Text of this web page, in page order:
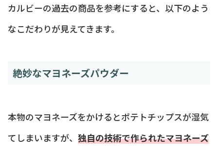
カルビーの過去の商品を参考にすると、以下のよう
なこだわりが見えてきます。
絶妙なマヨネーズパウダー
本物のマヨネーズをかけるとポテトチップスが湿気
てしまいますが、 独自の技術で作られたマヨネーズ